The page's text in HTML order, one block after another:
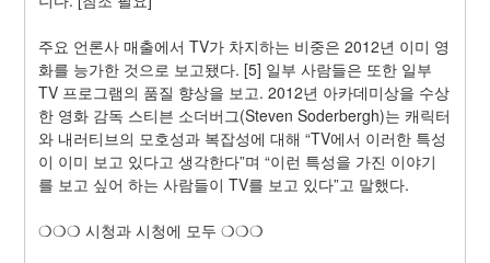
주요 언론사 매출에서 TV가 차지하는 비중은 2012년 이미 영
화를 능가한 것으로 보고됐다. [5] 일부 사람들은 또한 일부
TV 프로그램의 품질 향상을 보고. 2012년 아카데미상을 수상
한 영화 감독 스티븐 소더버그(Steven Soderbergh)는 캐릭터
와 내러티브의 모호성과 복잡성에 대해 “TV에서 이러한 특성
이 이미 보고 있다고 생각한다”며 “이런 특성을 가진 이야기
를 보고 싶어 하는 사람들이 TV를 보고 있다”고 말했다.
❍❍❍ 시청과 시청에 모두 ❍❍❍